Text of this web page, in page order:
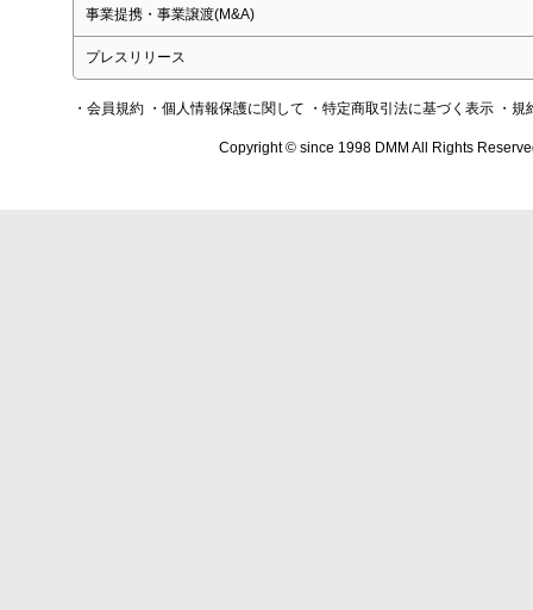
事業提携・事業譲渡(M&A)
プレスリリース
・会員規約 ・個人情報保護に関して ・特定商取引法に基づく表示 ・規
Copyright © since 1998 DMM All Rights